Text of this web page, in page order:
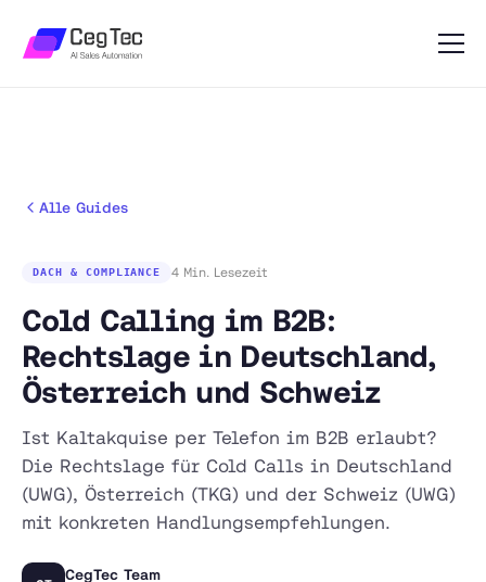
Alle Guides
DACH & COMPLIANCE 4 Min. Lesezeit
Cold Calling im B2B:
Rechtslage in Deutschland,
Österreich und Schweiz
Ist Kaltakquise per Telefon im B2B erlaubt?
Die Rechtslage für Cold Calls in Deutschland
(UWG), Österreich (TKG) und der Schweiz (UWG)
mit konkreten Handlungsempfehlungen.
CegTec Team